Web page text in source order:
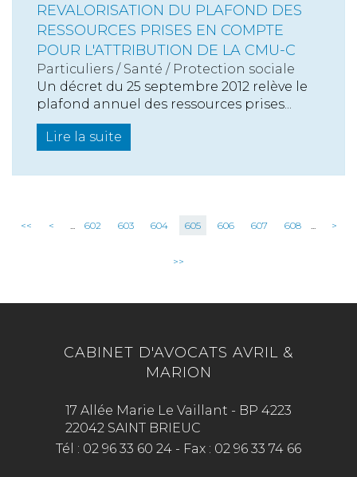
REVALORISATION DU PLAFOND DES
RESSOURCES PRISES EN COMPTE
POUR L'ATTRIBUTION DE LA CMU-C
Particuliers / Santé / Protection sociale
Un décret du 25 septembre 2012 relève le
plafond annuel des ressources prises...
Lire la suite
<< < 602 603 604 605 606 607 608 >
>>
CABINET D'AVOCATS AVRIL &
MARION
17 Allée Marie Le Vaillant - BP 4223
22042 SAINT BRIEUC
Tél : 02 96 33 60 24 - Fax : 02 96 33 74 66